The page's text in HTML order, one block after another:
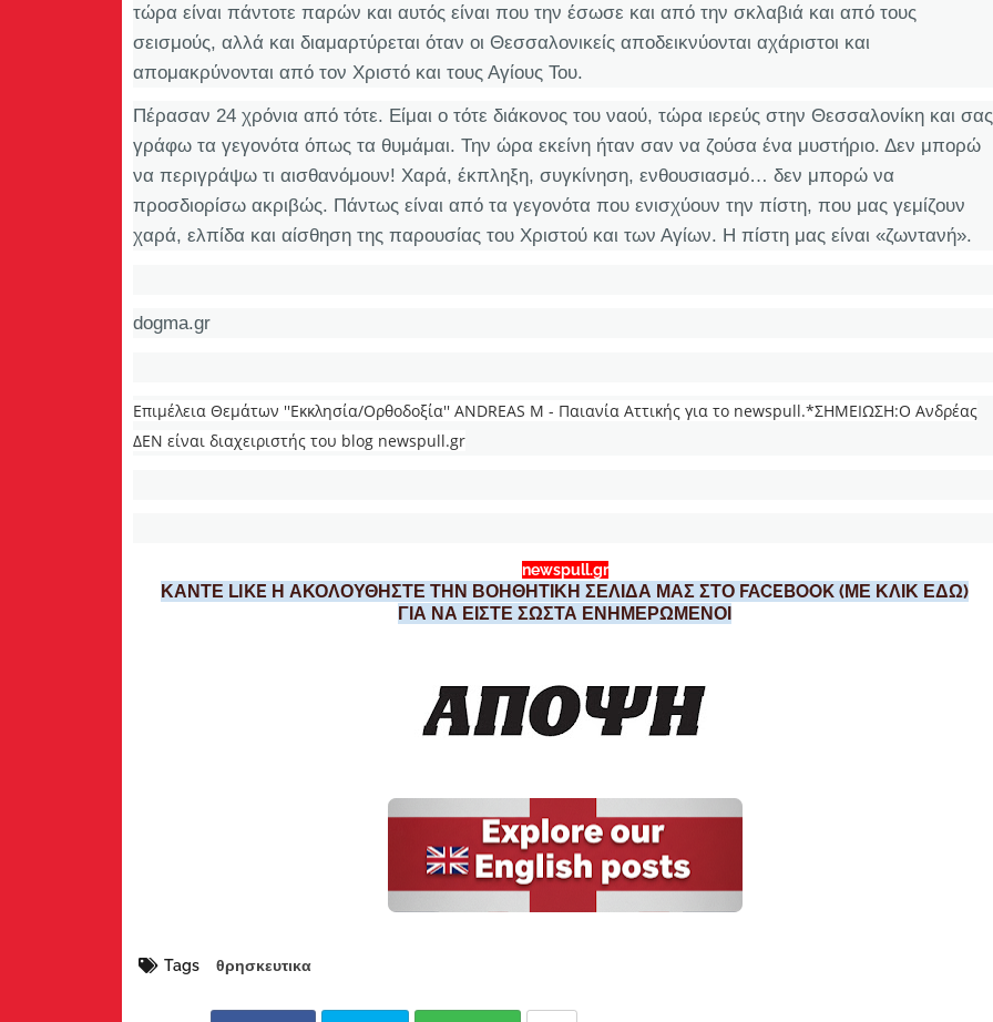
τώρα είναι πάντοτε παρών και αυτός είναι που την έσωσε και από την σκλαβιά και από τους
σεισμούς, αλλά και διαμαρτύρεται όταν οι Θεσσαλονικείς αποδεικνύονται αχάριστοι και
απομακρύνονται από τον Χριστό και τους Αγίους Του.
Πέρασαν 24 χρόνια από τότε. Είμαι ο τότε διάκονος του ναού, τώρα ιερεύς στην Θεσσαλονίκη και σας
γράφω τα γεγονότα όπως τα θυμάμαι. Την ώρα εκείνη ήταν σαν να ζούσα ένα μυστήριο. Δεν μπορώ
να περιγράψω τι αισθανόμουν! Χαρά, έκπληξη, συγκίνηση, ενθουσιασμό… δεν μπορώ να
προσδιορίσω ακριβώς. Πάντως είναι από τα γεγονότα που ενισχύουν την πίστη, που μας γεμίζουν
χαρά, ελπίδα και αίσθηση της παρουσίας του Χριστού και των Αγίων. Η πίστη μας είναι «ζωντανή».
dogma.gr
Επιμέλεια Θεμάτων ''Εκκλησία/Ορθοδοξία'' ANDREAS M - Παιανία Αττικής για το newspull.*ΣΗΜΕΙΩΣΗ:Ο Ανδρέας
ΔΕΝ είναι διαχειριστής του blog newspull.gr
newspull.gr
ΚΑΝΤΕ LIKE Η ΑΚΟΛΟΥΘΗΣΤΕ ΤΗΝ ΒΟΗΘΗΤΙΚΗ ΣΕΛΙΔΑ ΜΑΣ ΣΤΟ FACEBOOK (ΜΕ ΚΛΙΚ ΕΔΩ)
ΓΙΑ ΝΑ ΕΙΣΤΕ ΣΩΣΤΑ ΕΝΗΜΕΡΩΜΕΝΟΙ
Tags θρησκευτικα